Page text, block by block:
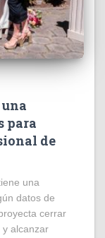
para
de
una
datos de
cerrar
y alcanzar